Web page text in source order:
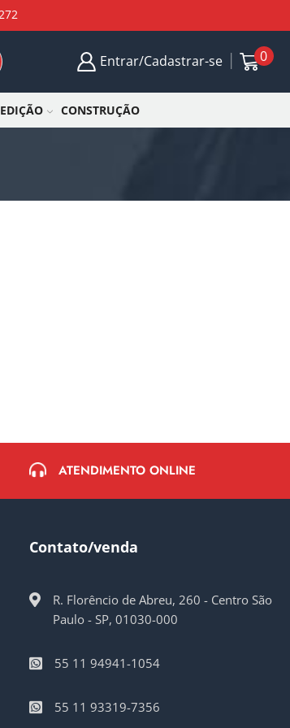
Entrar/Cadastrar-se 0
CONSTRUÇÃO
ATENDIMENTO ONLINE
Contato/venda
R. Florêncio de Abreu, 260 - Centro São
Paulo - SP, 01030-000
55 11 94941-1054
55 11 93319-7356